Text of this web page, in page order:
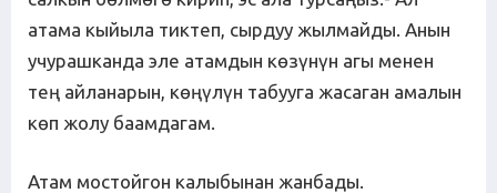
атама кыйыла тиктеп, сырдуу жылмайды. Анын
учурашканда эле атамдын көзүнүн агы менен
тең айланарын, көңүлүн табууга жасаган амалын
көп жолу баамдагам.
Атам мостойгон калыбынан жанбады.